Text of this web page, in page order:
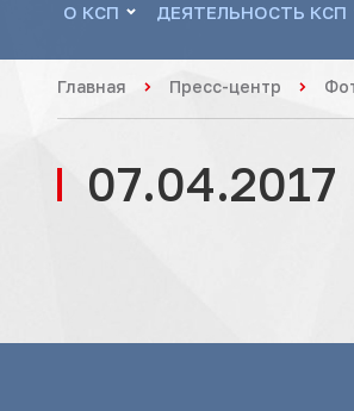
О КСП ДЕЯТЕЛЬНОСТЬ КСП
Главная Пресс-центр
07.04.2017